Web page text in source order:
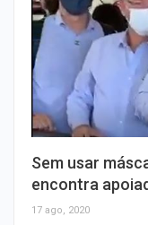
Sem usar
encontra
17 ago, 2020